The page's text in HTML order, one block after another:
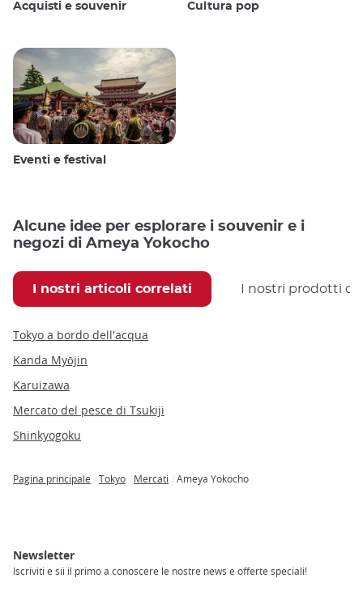
Acquisti e souvenir Cultura pop
Eventi e festival
Alcune idee per esplorare i souvenir e i
negozi di Ameya Yokocho
I nostri articoli correlati I nostri prodotti
Tokyo a bordo dell'acqua
Kanda Myōjin
Karuizawa
Mercato del pesce di Tsukiji
Shinkyogoku
Pagina principale Tokyo Mercati Ameya Yokocho
Newsletter
Iscriviti e sii il primo a conoscere le nostre news e offerte speciali!